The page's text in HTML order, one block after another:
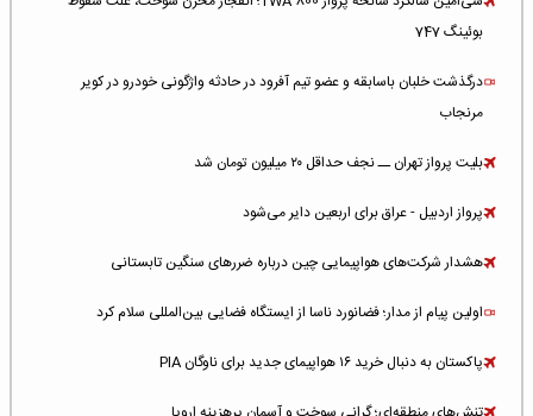
بوئینگ 747
درگذشت خلبان باسابقه و عضو تیم آفرود در حادثه واژگونی خودرو در کویر
مرنجاب
بلیت پرواز تهران ــ نجف حداقل ۲۰ میلیون تومان شد
پرواز اردبیل - عراق برای اربعین دایر می‌شود
هشدار شرکت‌های هواپیمایی چین درباره ضررهای سنگین تابستانی
اولین پیام از مدار؛ فضانورد ناسا از ایستگاه فضایی بین‌المللی سلام کرد
پاکستان به دنبال خرید ۱۶ هواپیمای جدید برای ناوگان PIA